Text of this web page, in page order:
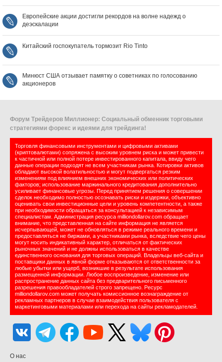
Европейские акции достигли рекордов на волне надежд о
деэскалации
Китайский госпокупатель тормозит Rio Tinto
Минюст США отзывает памятку о советниках по голосованию
акционеров
Форум Трейдеров Миллионер: Социальный обменник торговыми
стратегиями форекс и идеями для трейдинга!
Торговля финансовыми инструментами и цифровыми активами
(криптовалютами) сопряжена с высоким уровнем риска и может привести
к частичной или полной потере инвестированного капитала, ввиду чего
данные операции подходят не всем участникам рынка. Котировки активов
обладают высокой волатильностью и могут подвергаться резким
изменениям под влиянием внешних экономических или политических
факторов; использование маржинального кредитования дополнительно
усиливает финансовые угрозы. Перед принятием решения о совершении
сделок необходимо полностью осознавать риски и издержки, объективно
оценивать свои инвестиционные цели и уровень компетентности, а также
при необходимости обращаться за консультацией к независимым
специалистам. Администрация ресурса milliondollarov.com обращает
внимание, что представленная на сайте информация не является
исчерпывающей, может не обновляться в режиме реального времени и
предоставляться не биржами, а участниками рынка, вследствие чего цены
могут носить индикативный характер, отличаться от фактических
рыночных значений и не должны использоваться в качестве
единственного основания для торговых операций. Владельцы веб-сайта и
поставщики данных в явной форме отказываются от ответственности за
любые убытки или ущерб, возникшие в результате использования
размещенной информации. Любое воспроизведение, изменение или
распространение данных сайта без предварительного письменного
разрешения правообладателей строго запрещено. Ресурс
milliondollarov.com может получать комиссионное вознаграждение от
рекламных партнеров в случае взаимодействия пользователя с
маркетинговыми материалами или перехода на сайты рекламодателей.
О нас